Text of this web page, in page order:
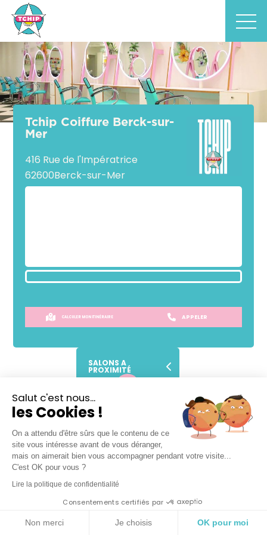
Tchip Coiffure Berck-sur-
Mer
416 Rue de l'Impératrice
62600Berck-sur-Mer
APPELER
CALCULER MON ITINÉRAIRE
SALONS A
PROXIMITÉ
Lundi 09h-18h
Mardi
09h-19h
Mercredi
09h-19h
Jeudi
Vendredi
Samedi
VOTRE SALON DE COIFFURE
Salut c'est nous...
les Cookies !
On a attendu d'être sûrs que le contenu de ce
site vous intéresse avant de vous déranger,
mais on aimerait bien vous accompagner pendant votre visite...
C'est OK pour vous ?
Lire la politique de confidentialité
Consentements certifiés par
Non merci Je choisis OK pour moi